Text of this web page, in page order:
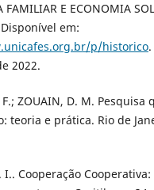
FAMILIAR E ECONOMIA
em:
p/historico.
2022.
F.; ZOUAIN, D. M. Pesquisa
teoria e prática. Rio de
I.. Cooperação